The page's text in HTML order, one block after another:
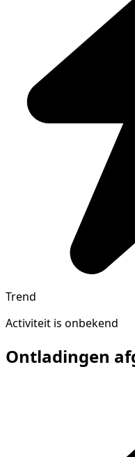
Trend
Activiteit is onbekend
Ontladingen